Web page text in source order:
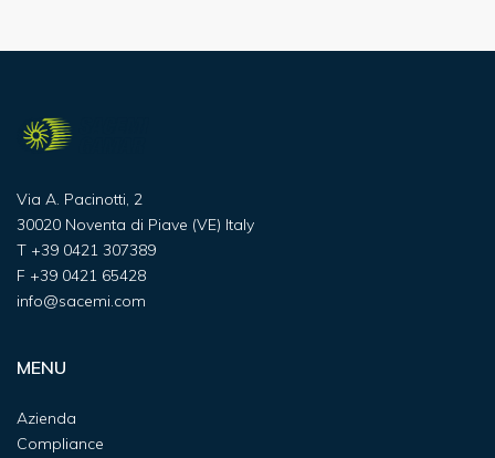
Via A. Pacinotti, 2
30020 Noventa di Piave (VE) Italy
T +39 0421 307389
F +39 0421 65428
info@sacemi.com
MENU
Azienda
Compliance